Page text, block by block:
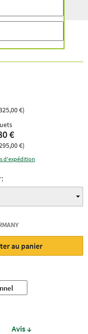
€)
€
€)
d'expédition
au panier
Avis ↓